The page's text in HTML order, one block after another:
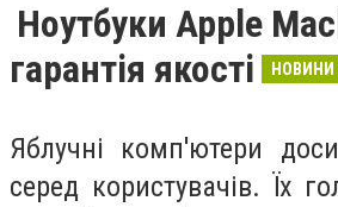
Ноутбуки Apple
гарантія якості
НОВИНИ
Яблучні комп'ютери
серед користувачів. Їх